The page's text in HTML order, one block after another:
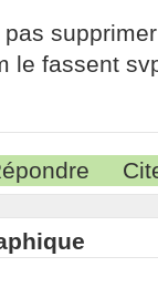
le fassent